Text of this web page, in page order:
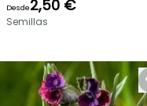
Desde2,50 €
Semillas